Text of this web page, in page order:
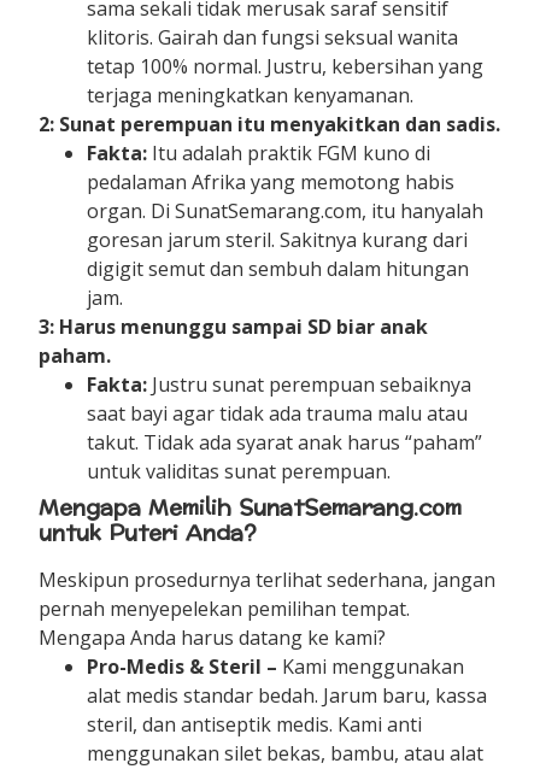
sama sekali tidak merusak saraf sensitif
klitoris. Gairah dan fungsi seksual wanita
tetap 100% normal. Justru, kebersihan yang
terjaga meningkatkan kenyamanan.
2: Sunat perempuan itu menyakitkan dan sadis.
Fakta: Itu adalah praktik FGM kuno di
pedalaman Afrika yang memotong habis
organ. Di SunatSemarang.com, itu hanyalah
goresan jarum steril. Sakitnya kurang dari
digigit semut dan sembuh dalam hitungan
jam.
3: Harus menunggu sampai SD biar anak
paham.
Fakta: Justru sunat perempuan sebaiknya
saat bayi agar tidak ada trauma malu atau
takut. Tidak ada syarat anak harus “paham”
untuk validitas sunat perempuan.
Mengapa Memilih SunatSemarang.com
untuk Puteri Anda?
Meskipun prosedurnya terlihat sederhana, jangan
pernah menyepelekan pemilihan tempat.
Mengapa Anda harus datang ke kami?
Pro-Medis & Steril – Kami menggunakan
alat medis standar bedah. Jarum baru, kassa
steril, dan antiseptik medis. Kami anti
menggunakan silet bekas, bambu, atau alat